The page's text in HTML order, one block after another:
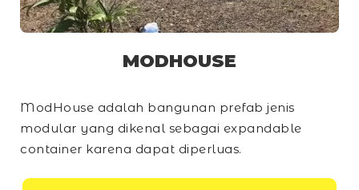
MODHOUSE
ModHouse adalah bangunan prefab jenis
modular yang dikenal sebagai expandable
container karena dapat diperluas.